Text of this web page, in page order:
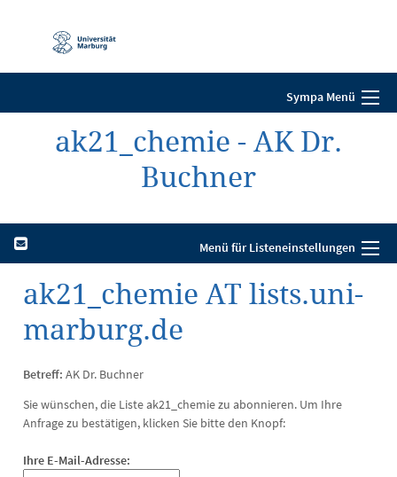
Navigation
Sympa Menü
ak21_chemie - AK Dr.
Buchner
Menü für Listeneinstellungen
ak21_chemie AT lists.uni-
marburg.de
Betreff: AK Dr. Buchner
Sie wünschen, die Liste ak21_chemie zu abonnieren. Um Ihre
Anfrage zu bestätigen, klicken Sie bitte den Knopf:
Ihre E-Mail-Adresse: